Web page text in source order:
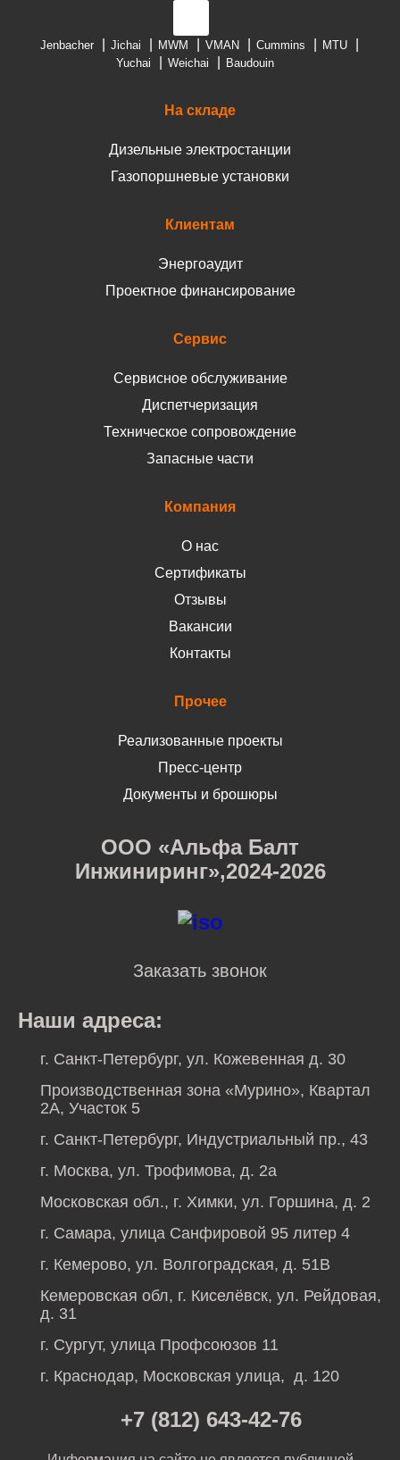
Jenbacher Jichai MWM VMAN Cummins
MTU
Yuchai
Weichai Baudouin
На складе
Дизельные электростанции
Газопоршневые установки
Клиентам
Энергоаудит
Проектное финансирование
Сервис
Сервисное обслуживание
Диспетчеризация
Техническое сопровождение
Запасные части
Компания
О нас
Сертификаты
Отзывы
Вакансии
Контакты
Прочее
Реализованные проекты
Пресс-центр
Документы и брошюры
ООО «Альфа Балт
Инжиниринг»,2024-2026
Заказать звонок
Наши адреса:
г. Санкт-Петербург, ул. Кожевенная д. 30
Производственная зона «Мурино», Квартал
2А, Участок 5
г. Санкт-Петербург, Индустриальный пр., 43
г. Москва, ул. Трофимова, д. 2а
Московская обл., г. Химки, ул. Горшина, д. 2
г. Самара, улица Санфировой 95 литер 4
г. Кемерово, ул. Волгоградская, д. 51В
Кемеровская обл, г. Киселёвск, ул. Рейдовая,
д. 31
г. Сургут, улица Профсоюзов 11
г. Краснодар, Московская улица, д. 120
+7 (812) 643-42-76